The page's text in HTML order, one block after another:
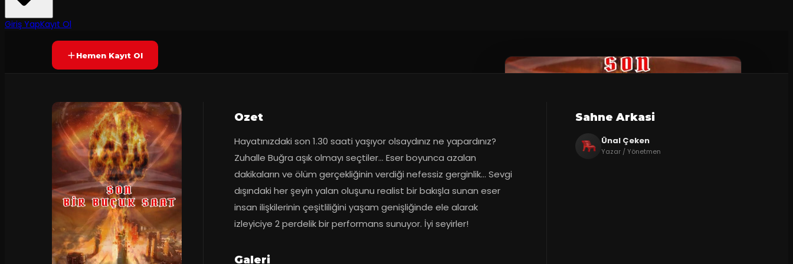
Giriş YapKayıt OlYAKINDA
Hemen Kayıt Ol
Ozet
Hayatınızdaki son 1.30 saati yaşıyor olsaydınız ne yapardınız?
Zuhalle Buğra aşık olmayı seçtiler... Eser boyunca azalan
dakikaların ve ölüm gerçekliğinin verdiği nefessiz gerginlik... Sevgi
dışındaki her şeyin yalan oluşunu realist bir bakışla sunan eser
insan ilişkilerinin çeşitliliğini yaşam genişliğinde ele alarak
izleyiciye 2 perdelik bir performans sunuyor. İyi seyirler!
Galeri
Sahne Arkasi
Ünal Çeken
Yazar / Yönetmen